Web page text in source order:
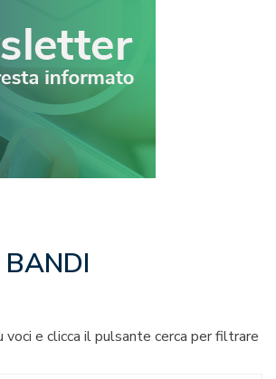
BANDI
voci e clicca il pulsante cerca per filtrare